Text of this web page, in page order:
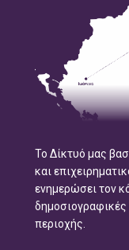
Το Δίκτυό μας
και
ενημερώσει τον
δημοσιογραφικές
περιοχής.